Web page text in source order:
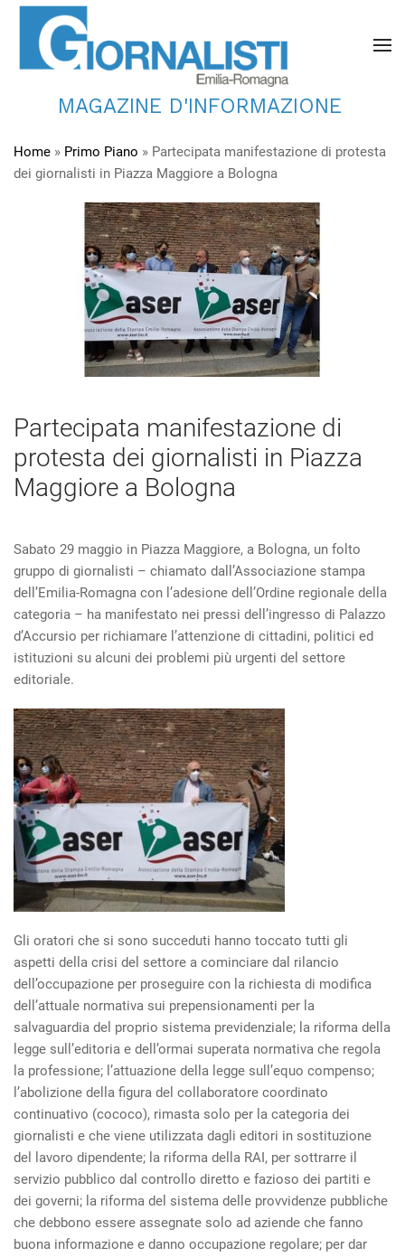
MAGAZINE D'INFORMAZIONE
Home » Primo Piano » Partecipata manifestazione di protesta
dei giornalisti in Piazza Maggiore a Bologna
Partecipata manifestazione di
protesta dei giornalisti in Piazza
Maggiore a Bologna
Sabato 29 maggio in Piazza Maggiore, a Bologna, un folto
gruppo di giornalisti – chiamato dall’Associazione stampa
dell’Emilia-Romagna con l’adesione dell’Ordine regionale della
categoria – ha manifestato nei pressi dell’ingresso di Palazzo
d’Accursio per richiamare l’attenzione di cittadini, politici ed
istituzioni su alcuni dei problemi più urgenti del settore
editoriale.
Gli oratori che si sono succeduti hanno toccato tutti gli
aspetti della crisi del settore a cominciare dal rilancio
dell’occupazione per proseguire con la richiesta di modifica
dell’attuale normativa sui prepensionamenti per la
salvaguardia del proprio sistema previdenziale; la riforma della
legge sull’editoria e dell’ormai superata normativa che regola
la professione; l’attuazione della legge sull’equo compenso;
l’abolizione della figura del collaboratore coordinato
continuativo (cococo), rimasta solo per la categoria dei
giornalisti e che viene utilizzata dagli editori in sostituzione
del lavoro dipendente; la riforma della RAI, per sottrarre il
servizio pubblico dal controllo diretto e fazioso dei partiti e
dei governi; la riforma del sistema delle provvidenze pubbliche
che debbono essere assegnate solo ad aziende che fanno
buona informazione e danno occupazione regolare; per dar